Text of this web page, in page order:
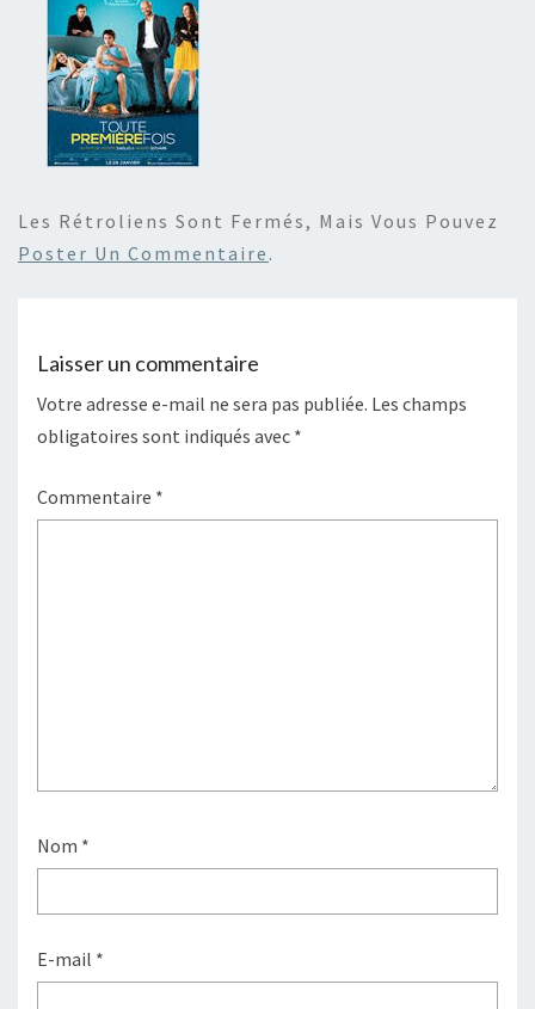
Les Rétroliens Sont Fermés, Mais Vous Pouvez
Poster Un Commentaire .
Laisser un commentaire
Votre adresse e-mail ne sera pas publiée. Les champs
obligatoires sont indiqués avec *
Commentaire *
Nom *
E-mail *